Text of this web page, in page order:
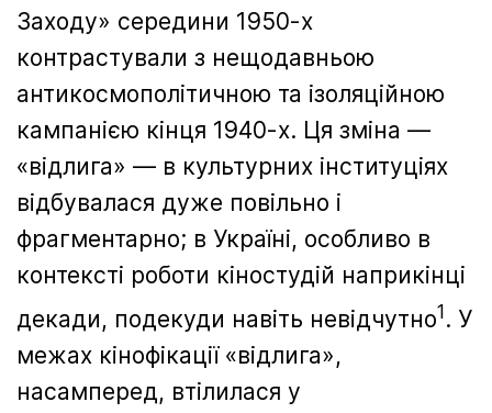
Заходу» середини 1950-х
контрастували з нещодавньою
антикосмополітичною та ізоляційною
кампанією кінця 1940-х. Ця зміна —
«відлига» — в культурних інституціях
відбувалася дуже повільно і
фрагментарно; в Україні, особливо в
контексті роботи кіностудій наприкінці
декади, подекуди навіть невідчутно1. У
межах кінофікації «відлига»,
насамперед, втілилася у